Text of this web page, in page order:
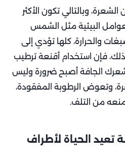
وبالتالي تكون الأكثر
البيئية مثل الشمس
والحرارة، كلها تؤدي إلى
فإن استخدام أقنعة ترطيب
الجافة أصبح ضرورة وليس
وتعوض الرطوبة المفقودة،
من التلف.
الحياة لأطراف